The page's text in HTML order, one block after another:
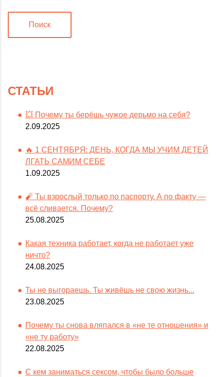
Поиск
СТАТЬИ
💥 Почему ты берёшь чужое дерьмо на себя?
2.09.2025
🔥 1 СЕНТЯБРЯ: ДЕНЬ, КОГДА МЫ УЧИМ ДЕТЕЙ
ЛГАТЬ САМИМ СЕБЕ
1.09.2025
🧨 Ты взрослый только по паспорту. А по факту —
всё сливается. Почему?
25.08.2025
Какая техника работает, когда не работает уже
ничто?
24.08.2025
Ты не выгораешь. Ты живёшь не свою жизнь...
23.08.2025
Почему ты снова вляпался в «не те отношения» и
«не ту работу»
22.08.2025
С кем заниматься сексом, чтобы было больше